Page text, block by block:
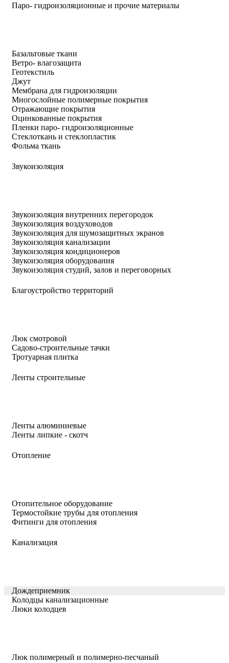
Паро- гидроизоляционные и прочие материалы
Базальтовые ткани
Ветро- влагозащита
Геотекстиль
Джут
Мембрана для гидроизоляции
Многослойные полимерные покрытия
Отражающие покрытия
Оцинкованные покрытия
Пленки паро- гидроизоляционные
Стеклоткань и стеклопластик
Фольма ткань
Звукоизоляция
Звукоизоляция внутренних перегородок
Звукоизоляция воздуховодов
Звукоизоляция для шумозащитных экранов
Звукоизоляция канализации
Звукоизоляция кондиционеров
Звукоизоляция оборудования
Звукоизоляция студий, залов и переговорных
Благоустройство территорий
Люк смотровой
Садово-строительные тачки
Тротуарная плитка
Ленты строительные
Ленты алюминиевые
Ленты липкие - скотч
Отопление
Отопительное оборудование
Термостойкие трубы для отопления
Фитинги для отопления
Канализация
Дождеприемник
Колодцы канализационные
Люки колодцев
Люк полимерный и полимерно-песчаный